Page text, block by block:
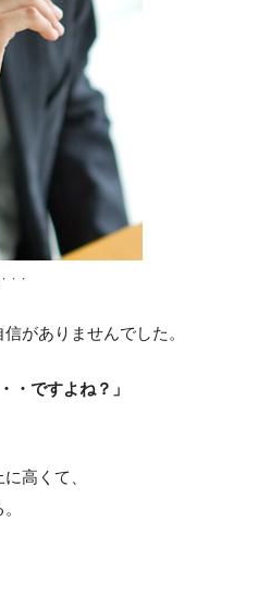
・・
がありませんでした。
・ですよね？」
高くて、